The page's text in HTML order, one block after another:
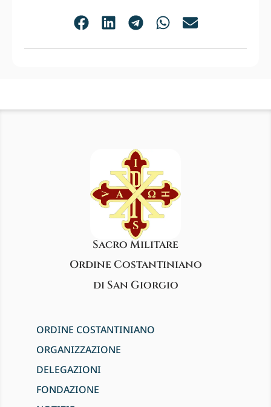
Sacro Militare
Ordine Costantiniano
di San Giorgio
ORDINE COSTANTINIANO
ORGANIZZAZIONE
DELEGAZIONI
FONDAZIONE